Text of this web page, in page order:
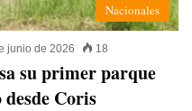
Nacionales
junio de 2026 18
su primer parque
Coris